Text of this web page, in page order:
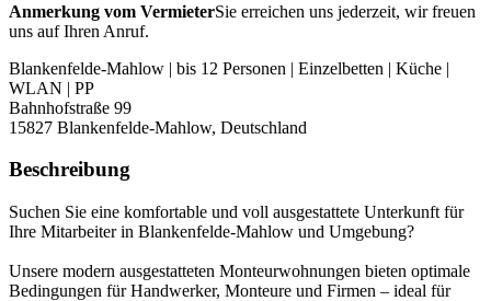
Anmerkung vom VermieterSie erreichen uns jederzeit, wir freuen
uns auf Ihren Anruf.
Blankenfelde-Mahlow | bis 12 Personen | Einzelbetten | Küche |
WLAN | PP
Bahnhofstraße 99
15827 Blankenfelde-Mahlow, Deutschland
Beschreibung
Suchen Sie eine komfortable und voll ausgestattete Unterkunft für
Ihre Mitarbeiter in Blankenfelde-Mahlow und Umgebung?
Unsere modern ausgestatteten Monteurwohnungen bieten optimale
Bedingungen für Handwerker, Monteure und Firmen – ideal für